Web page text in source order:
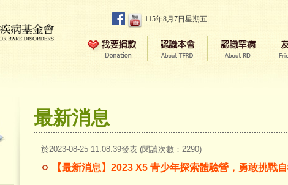
115年8月7日星期五
最新消息
於2023-08-25 11:08:39發表 (閱讀次數：2290)
【最新消息】2023 X5 青少年探索體驗營，勇敢挑戰自